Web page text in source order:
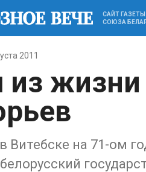
САЙТ
СОЮЗА
2011
из
в Витебске на 71-ом